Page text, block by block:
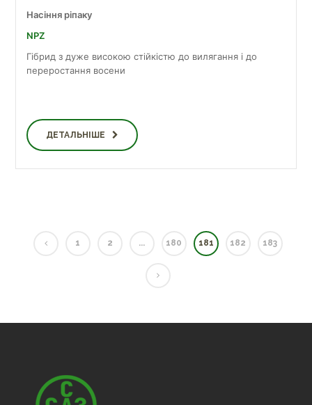
Насіння ріпаку
NPZ
Гібрид з дуже високою стійкістю до вилягання і до
переростання восени
ДЕТАЛЬНІШЕ
1 2 ... 180 181 182 183